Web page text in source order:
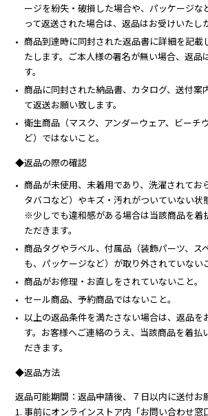
ージを紛失・破損した場合や、パッケージな
って返送された場合は、返品はお受けいたし
商品到達時に同封された返品書に詳細を記載
たします。ご本人様の署名が無い場合、返品
す。
商品に同封された納品書、カタログ、送付案
て返送お願い致します。
衛生商品（マスク、アンダーウェア、ビーチ
ど）ではないこと。​
◆返品の際の確認​​​
商品が未使用、未着用であり、洗濯されてお
タバコなど）やキズ・汚れがついていない状
※少しでも違和感がある場合は当該商品を着
ただきます。​
商品タグやラベル、付属品（装飾パーツ、ス
も、パッケージなど）が取り外されていない
商品がお修理・お直しをされていないこと。​
セール商品、予約商品ではないこと。​​
以上の返品条件を満たさない場合は、返品を
す。お客様へご連絡のうえ、当該商品を着払
だきます。​​
◆返品方法
返品可能期間：返品申請後、７日以内に送付お
事前にオンラインストア内「お問い合わせ窓